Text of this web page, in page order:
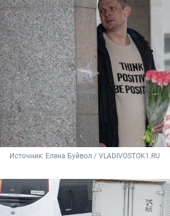
Источник: Елена Буйвол / VLADIVOSTOK1.RU